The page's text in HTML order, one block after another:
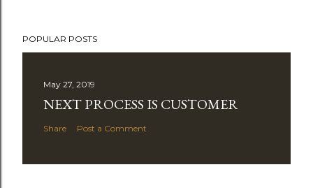
POPULAR POSTS
May 27, 2019
NEXT PROCESS IS CUSTOMER
Share Post a Comment